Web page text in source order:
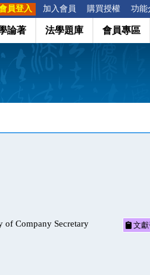
員登入 加入會員 購買授權 功能
論著 法學題庫 會員專區
Company Secretary
文獻